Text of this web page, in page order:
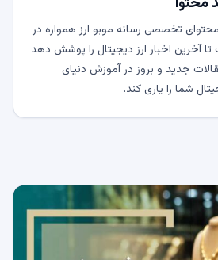
تخصصی رسانه موبو ارز همواره در
آخرین اخبار ارز دیجیتال را پوشش دهد
جدید و بروز در آموزش دنیای
شما را یاری کند.